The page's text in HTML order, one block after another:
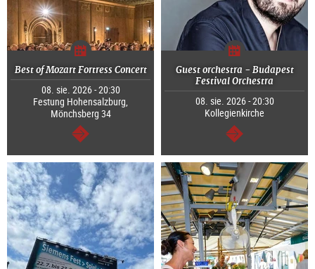
Best of Mozart Fortress Concert
08. sie. 2026 - 20:30
Festung Hohensalzburg,
Mönchsberg 34
dalej
Guest orchestra - Budapest
Festival Orchestra
08. sie. 2026 - 20:30
Kollegienkirche
dalej